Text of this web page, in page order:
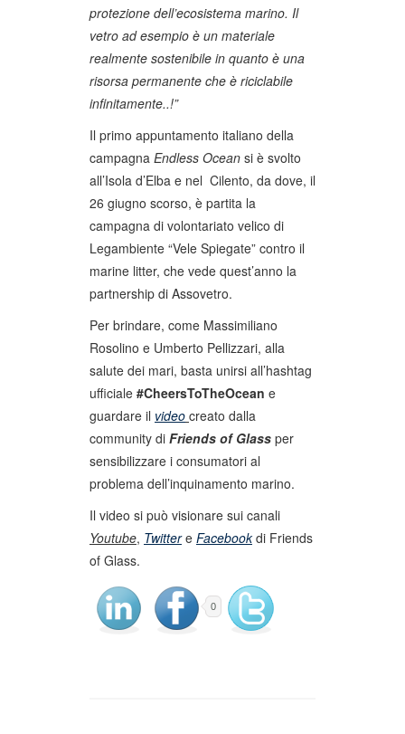
protezione dell’ecosistema marino. Il
vetro ad esempio è un materiale
realmente sostenibile in quanto è una
risorsa permanente che è riciclabile
infinitamente..!”
Il primo appuntamento italiano della
campagna Endless Ocean si è svolto
all’Isola d’Elba e nel Cilento, da dove, il
26 giugno scorso, è partita la
campagna di volontariato velico di
Legambiente “Vele Spiegate” contro il
marine litter, che vede quest’anno la
partnership di Assovetro.
Per brindare, come Massimiliano
Rosolino e Umberto Pellizzari, alla
salute dei mari, basta unirsi all’hashtag
ufficiale #CheersToTheOcean e
guardare il video creato dalla
community di Friends of Glass per
sensibilizzare i consumatori al
problema dell’inquinamento marino.
Il video si può visionare sui canali
Youtube, Twittere Facebookdi Friends
of Glass.
0